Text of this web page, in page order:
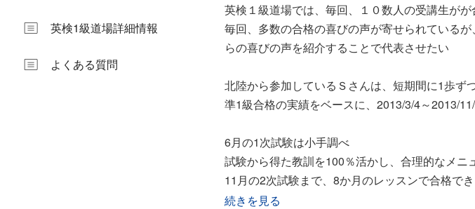
英検1級道場詳細情報
よくある質問
英検１級道場では、毎回、１０数人の受講生が
毎回、多数の合格の喜びの声が寄せられている
らの喜びの声を紹介することで代表させたい
北陸から参加しているＳさんは、短期間に1歩ず
準1級合格の実績をベースに、2013/3/4～2013/
6月の1次試験は小手調べ
試験から得た教訓を100％活かし、合理的なメ
11月の2次試験まで、8か月のレッスンで合格で
続きを見る